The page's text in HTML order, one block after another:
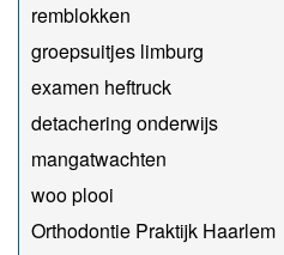
remblokken
groepsuitjes limburg
examen heftruck
detachering onderwijs
mangatwachten
woo plooi
Orthodontie Praktijk Haarlem